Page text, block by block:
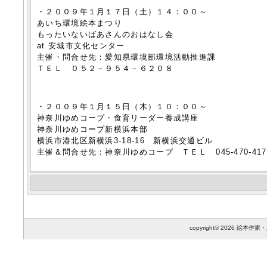
・２００９年１月１７日（土）１４：００～
あいち環境絵本まつり
もったいないばあさんのおはなし会
at 安城市文化センター
主催・問合せ先：愛知県環境部環境活動推進課
ＴＥＬ ０５２－９５４－６２０８
・２００９年１月１５日（木）１０：００～
神奈川ゆめコープ・食育リーダー養成講座
神奈川ゆめコープ新横浜本部
横浜市港北区新横浜3-18-16 新横浜交通ビル
主催＆問合せ先：神奈川ゆめコープ ＴＥＬ 045-470-
copyright© 2026 絵本作家